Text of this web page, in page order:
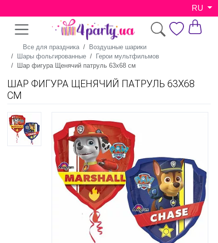
RU
Все для праздника
Воздушные шарики
Шары фольгированные
Герои мультфильмов
Шар фигура Щенячий патруль 63х68 см
ШАР ФИГУРА ЩЕНЯЧИЙ ПАТРУЛЬ 63Х68
СМ